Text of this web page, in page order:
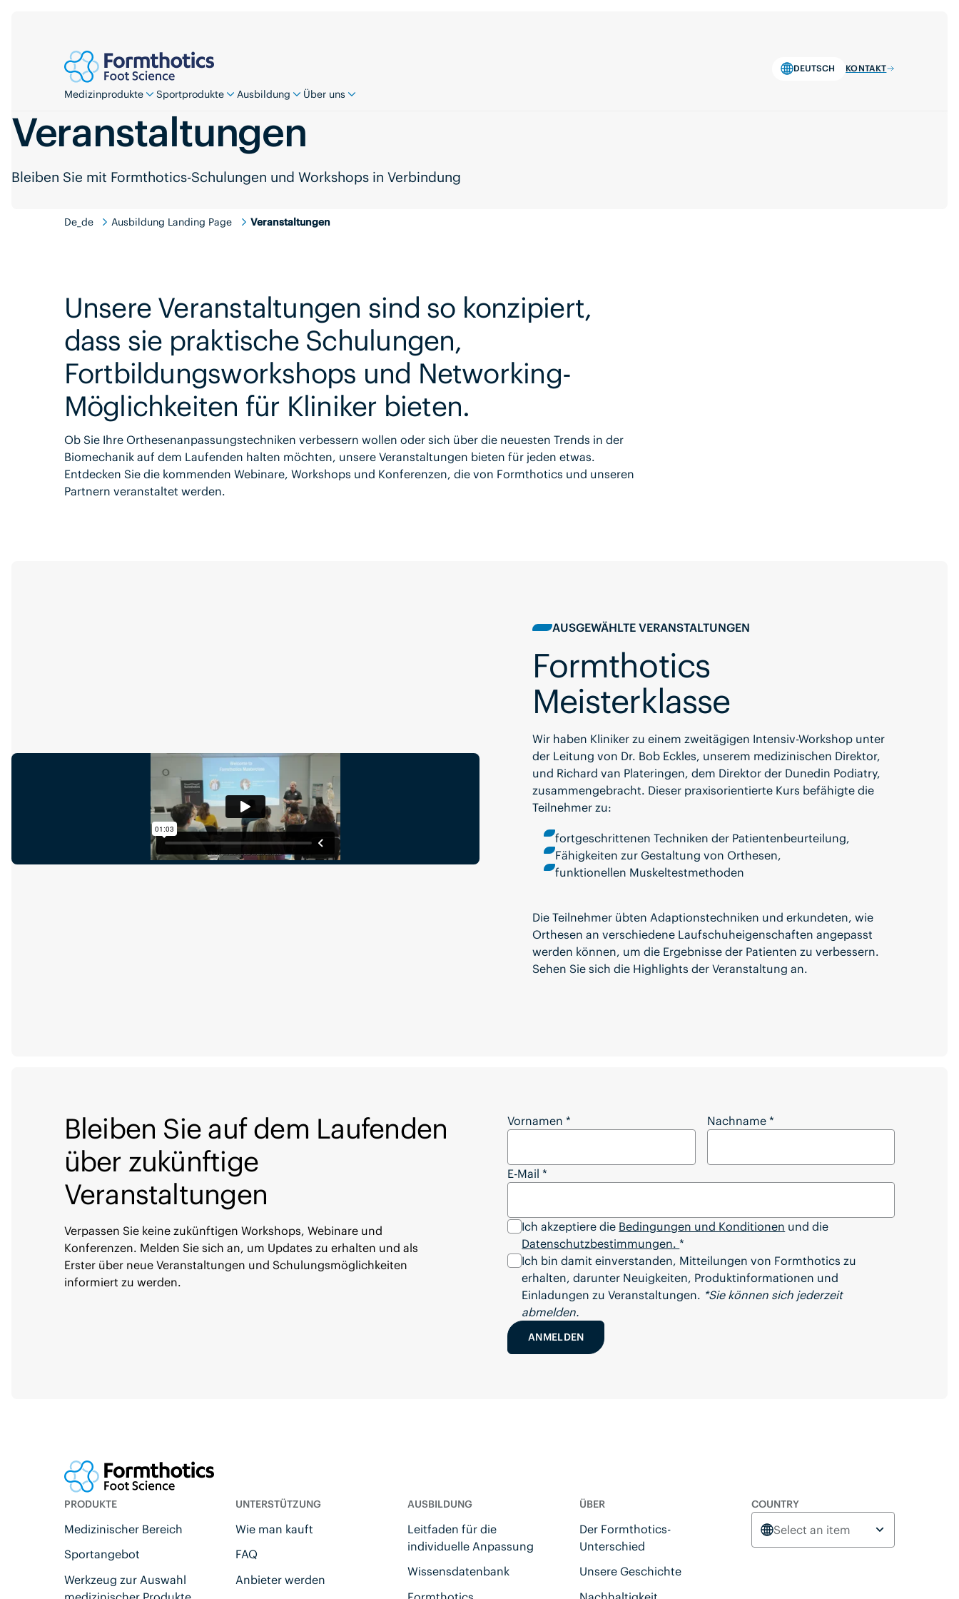
DEUTSCH KONTAKT
Medizinprodukte Sportprodukte Ausbildung Über uns
Veranstaltungen
Bleiben Sie mit Formthotics-Schulungen und Workshops in Verbindung
De_de Ausbildung Landing Page Veranstaltungen
Unsere Veranstaltungen sind so konzipiert,
dass sie praktische Schulungen,
Fortbildungsworkshops und Networking-
Möglichkeiten für Kliniker bieten.
Ob Sie Ihre Orthesenanpassungstechniken verbessern wollen oder sich über die neuesten Trends in der
Biomechanik auf dem Laufenden halten möchten, unsere Veranstaltungen bieten für jeden etwas.
Entdecken Sie die kommenden Webinare, Workshops und Konferenzen, die von Formthotics und unseren
Partnern veranstaltet werden.
AUSGEWÄHLTE VERANSTALTUNGEN
Formthotics
Meisterklasse
Wir haben Kliniker zu einem zweitägigen Intensiv-Workshop unter
der Leitung von Dr. Bob Eckles, unserem medizinischen Direktor,
und Richard van Plateringen, dem Direktor der Dunedin Podiatry,
zusammengebracht. Dieser praxisorientierte Kurs befähigte die
Teilnehmer zu:
fortgeschrittenen Techniken der Patientenbeurteilung,
Fähigkeiten zur Gestaltung von Orthesen,
funktionellen Muskeltestmethoden
Die Teilnehmer übten Adaptionstechniken und erkundeten, wie
Orthesen an verschiedene Laufschuheigenschaften angepasst
werden können, um die Ergebnisse der Patienten zu verbessern.
Sehen Sie sich die Highlights der Veranstaltung an.
Bleiben Sie auf dem Laufenden
über zukünftige
Veranstaltungen
Verpassen Sie keine zukünftigen Workshops, Webinare und
Konferenzen. Melden Sie sich an, um Updates zu erhalten und als
Erster über neue Veranstaltungen und Schulungsmöglichkeiten
informiert zu werden.
Bleiben Sie auf dem Laufenden über zukünftige Veranstaltungen
Vornamen * Nachname *
E-Mail *
Ich akzeptiere die Bedingungen und Konditionen und die
Datenschutzbestimmungen.*
Ich bin damit einverstanden, Mitteilungen von Formthotics zu
erhalten, darunter Neuigkeiten, Produktinformationen und
Einladungen zu Veranstaltungen. *Sie können sich jederzeit
abmelden.
ANMELDEN
PRODUKTE
Medizinischer Bereich
Sportangebot
Werkzeug zur Auswahl
UNTERSTÜTZUNG
Wie man kauft
FAQ
Anbieter werden
AUSBILDUNG
Leitfaden für die
individuelle Anpassung
Wissensdatenbank
ÜBER
Der Formthotics-
Unterschied
Unsere Geschichte
COUNTRY
Select an item